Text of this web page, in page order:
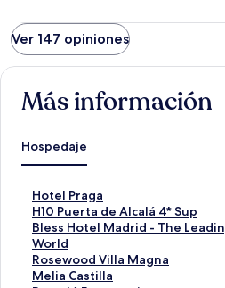
Ver 147 opiniones
Más información
Hospedaje
Hotel Praga
E
n
l
a
c
e
H10 Puerta de Alcalá 4* Sup
E
n
l
a
c
Bless Hotel Madrid - The
World
E
n
l
a
Rosewood Villa Magna
E
n
Melia Castilla
E